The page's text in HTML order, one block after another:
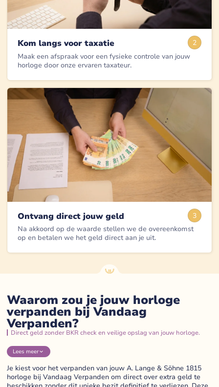
2
Kom langs voor taxatie
Maak een afspraak voor een fysieke controle van jouw
horloge door onze ervaren taxateur.
3
Ontvang direct jouw geld
Na akkoord op de waarde stellen we de overeenkomst
op en betalen we het geld direct aan je uit.
Waarom zou je jouw horloge
verpanden bij Vandaag
Verpanden?
Direct geld zonder BKR check en veilige opslag van jouw horloge.
Lees meer
Je kiest voor het verpanden van jouw A. Lange & Söhne 1815
horloge bij Vandaag Verpanden om direct over extra geld te